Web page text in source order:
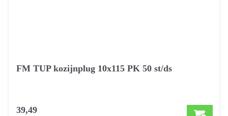
FM TUP kozijnplug 10x115 PK 50 st/ds
39,49